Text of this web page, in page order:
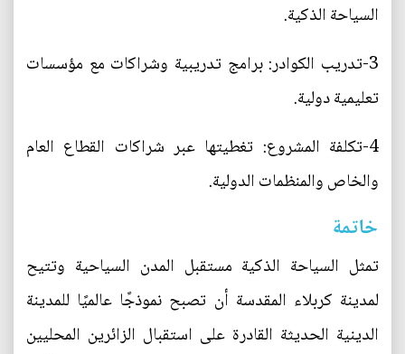
السياحة الذكية.
3-تدريب الكوادر: برامج تدريبية وشراكات مع مؤسسات
تعليمية دولية.
4-تكلفة المشروع: تغطيتها عبر شراكات القطاع العام
والخاص والمنظمات الدولية.
خاتمة
تمثل السياحة الذكية مستقبل المدن السياحية وتتيح
لمدينة كربلاء المقدسة أن تصبح نموذجًا عالميًا للمدينة
الدينية الحديثة القادرة على استقبال الزائرين المحليين